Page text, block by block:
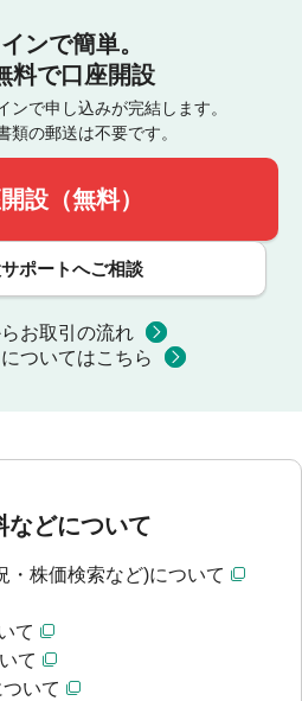
ンで簡単。
料で口座開設
ンで申し込みが完結します。
類の郵送は不要です。
設（無料）
ポートへご相談
お取引の流れ
ついてはこちら
などについて
・株価検索など)について
て
て
いて